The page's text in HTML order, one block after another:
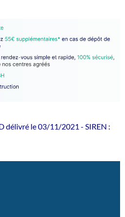
délivré le 03/11/2021 - SIREN :